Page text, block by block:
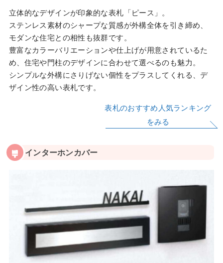
立体的なデザインが印象的な表札「ピース」。
ステンレス素材のシャープな質感が外構全体を引き締め、
モダンな住宅との相性も抜群です。
豊富なカラーバリエーションや仕上げが用意されているた
め、住宅や門柱のデザインに合わせて選べるのも魅力。
シンプルな外構にさりげない個性をプラスしてくれる、デ
ザイン性の高い表札です。
表札のおすすめ人気ランキング
をみる
インターホンカバー